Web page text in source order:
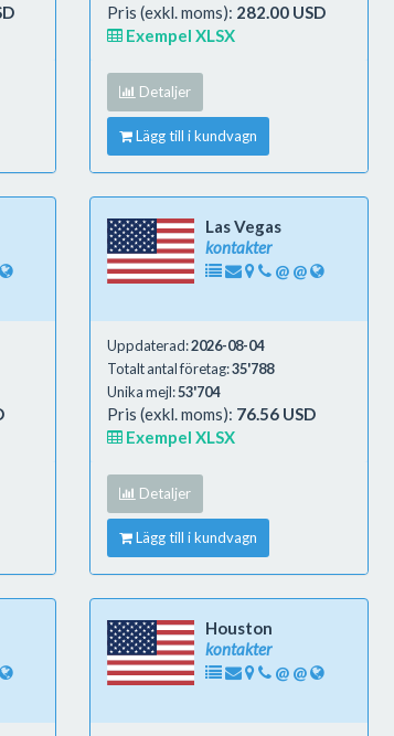
Pris (exkl. moms): 282.00 USD
Exempel XLSX
Detaljer
Lägg till i kundvagn
Las Vegas
kontakter
@ @
Uppdaterad:2026-08-04
Totalt antal företag:35'788
Unika mejl:53'704
Pris (exkl. moms): 76.56 USD
Exempel XLSX
Detaljer
Lägg till i kundvagn
Houston
kontakter
@ @